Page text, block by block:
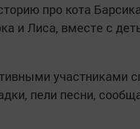
про кота
и Лиса, вместе с
участниками
пели песни,